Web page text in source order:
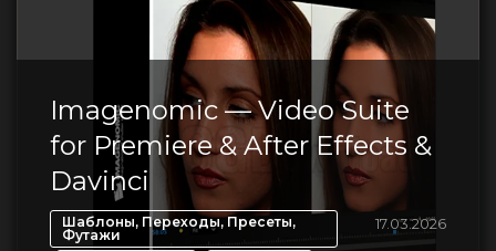
Imagenomic — Video Suite
for Premiere & After Effects &
Davinci
Шаблоны, Переходы, Пресеты,
Футажи
17.03.2026